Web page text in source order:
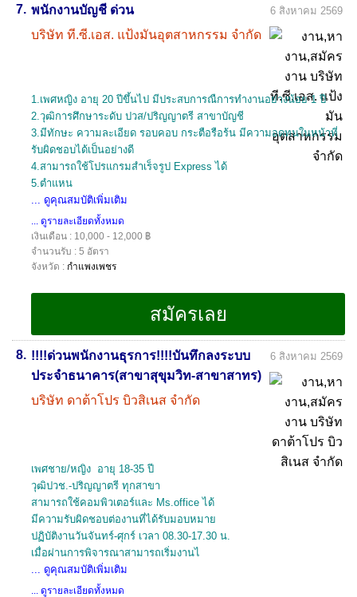
7. พนักงานบัญชี ด่วน
บริษัท ที.ซี.เอส. แป้งมันอุตสาหกรรม จำกัด
6 สิงหาคม 2569
1.เพศหญิง อายุ 20 ปีขึ้นไป มีประสบการณืการทำงานอย่างน้อย 1 ปี
2.วุฒิการศึกษาระดับ ปวส/ปริญญาตรี สาขาบัญชี
3.มีทักษะ ความละเอียด รอบคอบ กระตือรือร้น มีความอดทนในหน้าที่
รับผิดชอบได้เป็นอย่างดี
4.สามารถใช้โปรแกรมสำเร็จรูป Express ได้
5.ตำแหน
... ดูคุณสมบัติเพิ่มเติม
... ดูรายละเอียดทั้งหมด
เงินเดือน : 10,000 - 12,000 ฿
จำนวนรับ : 5 อัตรา
จังหวัด : กำแพงเพชร
8. !!!!ด่วนพนักงานธุรการ!!!!บันทึกลงระบบ
ประจำธนาคาร(สาขาสุขุมวิท-สาขาสาทร)
บริษัท ดาต้าโปร บิวสิเนส จำกัด
6 สิงหาคม 2569
เพศชาย/หญิง อายุ 18-35 ปี
วุฒิปวช.-ปริญญาตรี ทุกสาขา
สามารถใช้คอมพิวเตอร์และ Ms.office ได้
มีความรับผิดชอบต่องานที่ได้รับมอบหมาย
ปฏิบัติงานวันจันทร์-ศุกร์ เวลา 08.30-17.30 น.
เมื่อผ่านการพิจารณาสามารถเริ่มงานไ
... ดูคุณสมบัติเพิ่มเติม
... ดูรายละเอียดทั้งหมด